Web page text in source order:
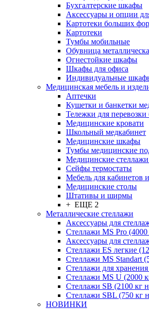
Бухгалтерские шкафы
Аксессуары и опции
Картотеки больших
Картотеки
Тумбы мобильные
Обувница
Огнестойкие шкафы
Шкафы для офиса
Индивидуальные
Медицинская мебель и
Аптечки
Кушетки и банкетки
Тележки для
Медицинские кровати
Школьный медкабинет
Медицинские шкафы
Тумбы медицинские
Медицинские
Сейфы термостаты
Мебель для
Медицинские столы
Штативы и ширмы
+ ЕЩЕ 2
Металлические стеллажи
Аксессуары для
Стеллажи MS Pro
Аксессуары для
Стеллажи ES легкие
Стеллажи MS Standart
Стеллажи для
Стеллажи MS U (2000
Стеллажи SB (2100 кг
Стеллажи SBL (750 кг
НОВИНКИ